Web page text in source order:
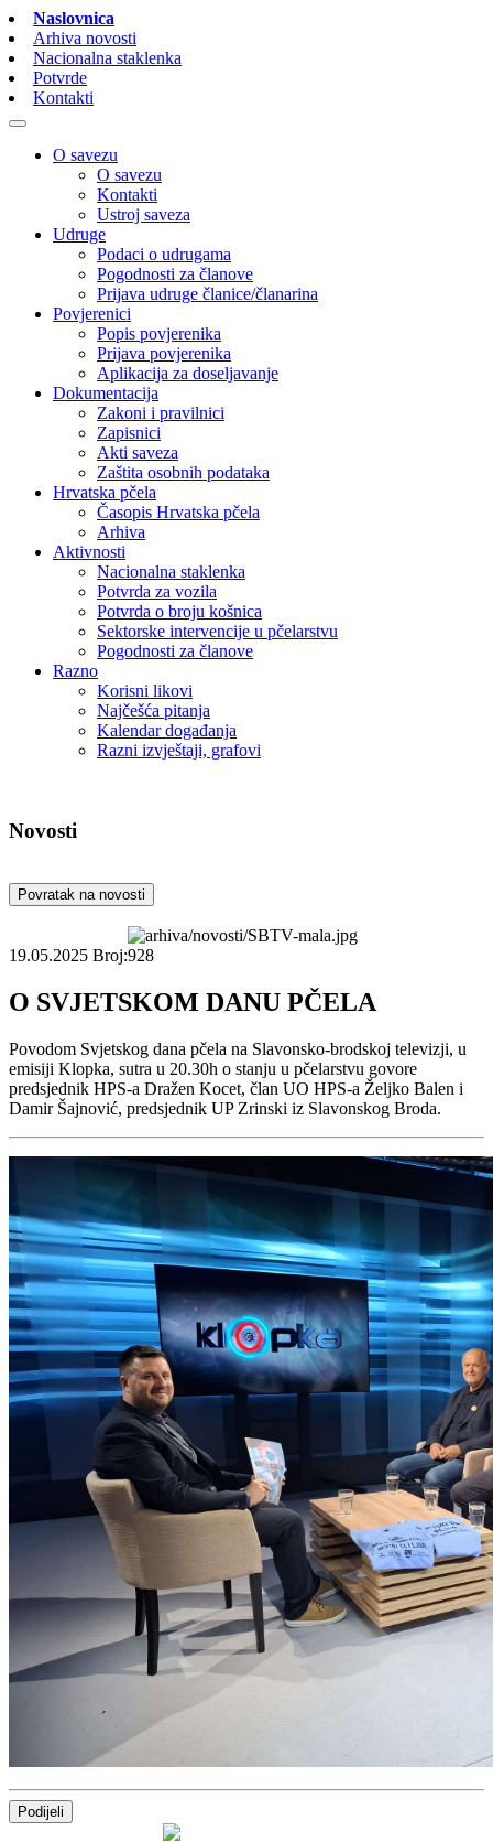
Naslovnica
Arhiva novosti
Nacionalna staklenka
Potvrde
Kontakti
O savezu
O savezu
Kontakti
Ustroj saveza
Udruge
Podaci o udrugama
Pogodnosti za članove
Prijava udruge članice/članarina
Povjerenici
Popis povjerenika
Prijava povjerenika
Aplikacija za doseljavanje
Dokumentacija
Zakoni i pravilnici
Zapisnici
Akti saveza
Zaštita osobnih podataka
Hrvatska pčela
Časopis Hrvatska pčela
Arhiva
Aktivnosti
Nacionalna staklenka
Potvrda za vozila
Potvrda o broju košnica
Sektorske intervencije u pčelarstvu
Pogodnosti za članove
Razno
Korisni likovi
Najčešća pitanja
Kalendar događanja
Razni izvještaji, grafovi
Novosti
Povratak na novosti
19.05.2025 Broj:928
O SVJETSKOM DANU PČELA
Povodom Svjetskog dana pčela na Slavonsko-brodskoj televizji, u
emisiji Klopka, sutra u 20.30h o stanju u pčelarstvu govore
predsjednik HPS-a Dražen Kocet, član UO HPS-a Željko Balen i
Damir Šajnović, predsjednik UP Zrinski iz Slavonskog Broda.
Podijeli